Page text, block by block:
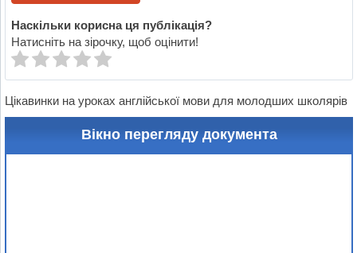
Наскільки корисна ця публікація?
Натисніть на зірочку, щоб оцінити!
Цікавинки на уроках англійської мови для молодших школярів
Вікно перегляду документа